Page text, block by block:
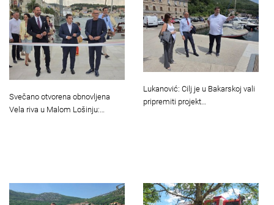
Svečano otvorena obnovljena
Vela riva u Malom Lošinju:…
Lukanović: Cilj je u Bakarskoj vali
pripremiti projekt…